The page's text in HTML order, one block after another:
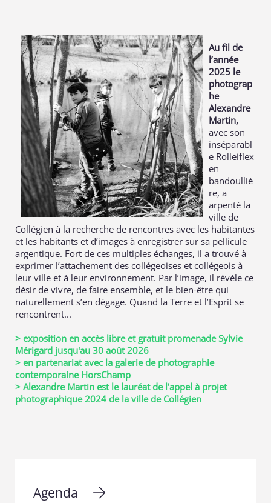
Au fil de
l’année
2025 le
photograp
he
Alexandre
Martin,
avec son
inséparabl
e Rolleiflex
en
bandoulliè
re, a
arpenté la
ville de
Collégien à la recherche de rencontres avec les habitantes
et les habitants et d’images à enregistrer sur sa pellicule
argentique. Fort de ces multiples échanges, il a trouvé à
exprimer l’attachement des collégeoises et collégeois à
leur ville et à leur environnement. Par l’image, il révèle ce
désir de vivre, de faire ensemble, et le bien-être qui
naturellement s’en dégage. Quand la Terre et l’Esprit se
rencontrent...
> exposition en accès libre et gratuit promenade Sylvie
Mérigard jusqu'au 30 août 2026
> en partenariat avec la galerie de photographie
contemporaine HorsChamp
> Alexandre Martin est le lauréat de l’appel à projet
photographique 2024 de la ville de Collégien
Agenda